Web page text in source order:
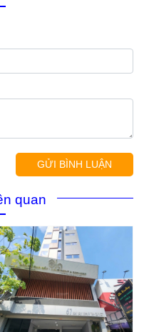
GỬI BÌNH LUẬN
quan